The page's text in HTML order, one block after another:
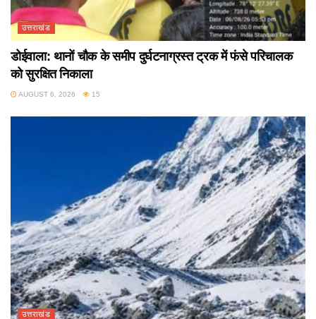
उत्तराखंड
डोईवाला: थानों चौक के समीप दुर्घटनाग्रस्त ट्रक में फंसे परिचालक
को सुरक्षित निकाला
AUGUST 6, 2026 15
उत्तराखंड